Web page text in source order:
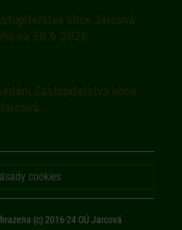
cookies
(c) 2016-24 OÚ Jarcová